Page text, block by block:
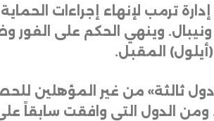
ترمب لإنهاء إجراءات
نيكاراغوا وهندوراس ونيبال. وينهي الحكم على
المقبل.
ثالثة» من غير المؤهلين
ومن الدول التي وافقت سابقاً